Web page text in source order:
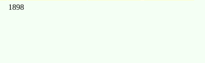
1898